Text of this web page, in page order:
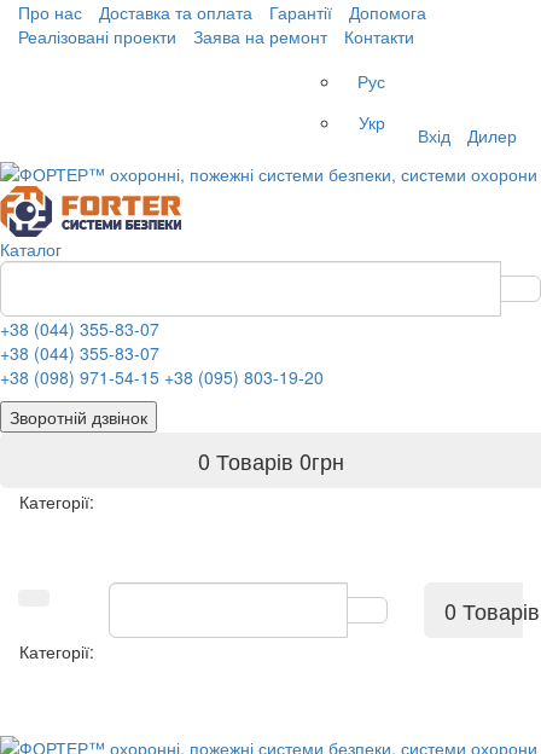
Про нас Доставка та оплата Гарантії
Допомога
Реалізовані проекти
Заява на ремонт
Контакти
Рус
Укр
Вхід Дилер
Каталог
+38 (044) 355-83-07
+38 (044) 355-83-07
+38 (098) 971-54-15 +38 (095) 803-19-20
Зворотній дзвінок
0 Товарів 0грн
Категорії:
0 Товарів
Категорії: